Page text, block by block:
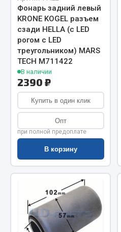
Весь раздел
Цепи подъёмные
Весь раздел
РТИ
Кольца уплотнительные
Лента конвейерная
Манжеты
Паронит
Прокладки
Рукава высокого давления
Показать ещё
Фонарь задний левый
KRONE KOGEL разъем
сзади HELLA (с LED
рогом с LED
треугольником) MARS
TECH М711422
В наличии
2390 ₽
Купить в один клик
Опт
при полной предоплате
В корзину